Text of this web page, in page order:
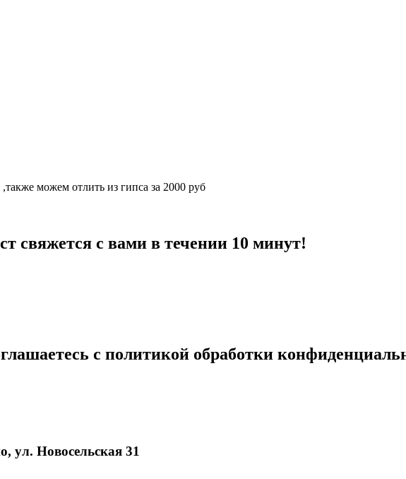
можем отлить из гипса за 2000 руб
свяжется с вами в течении 10 минут!
с политикой обработки
ул. Новосельская 31